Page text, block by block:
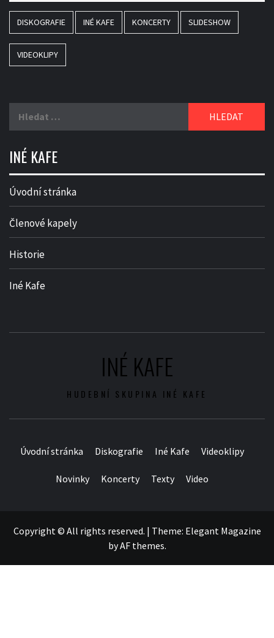
DISKOGRAFIE INÉ KAFE KONCERTY SLIDESHOW
VIDEOKLIPY
INÉ KAFE
Úvodní stránka
Členové kapely
Historie
Iné Kafe
INÉ KAFE
HUDEBNÍ SKUPINA INÉ KAFE
Úvodní stránka Diskografie Iné Kafe Videoklipy
Novinky Koncerty Texty Video
Copyright © All rights reserved. | Theme: Elegant Magazine
byAF themes.